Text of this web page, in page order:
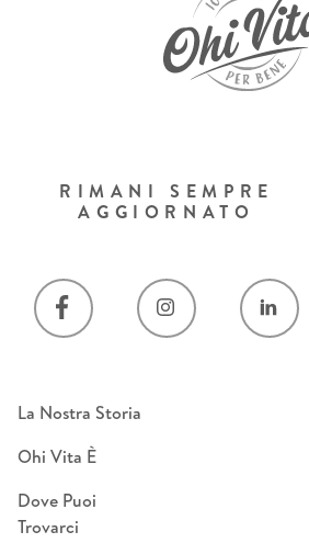
La Nostra Storia
Ohi Vita È
Dove Puoi
Trovarci
RIMANI SEMPRE
AGGIORNATO